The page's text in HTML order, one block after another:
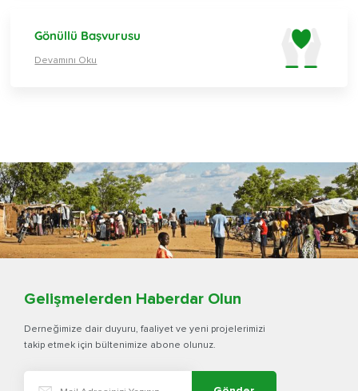
Gönüllü Başvurusu
Devamını Oku
Gelişmelerden Haberdar Olun
Derneğimize dair duyuru, faaliyet ve yeni projelerimizi
takip etmek için bültenimize abone olunuz.